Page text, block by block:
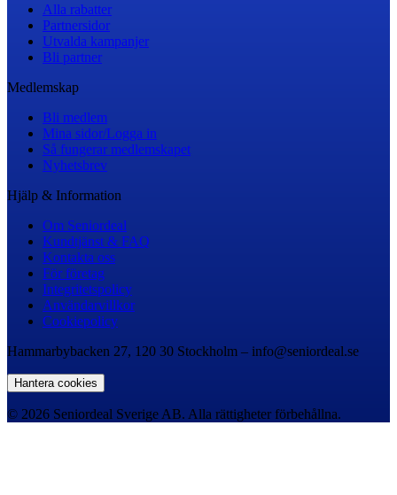
Alla rabatter
Partnersidor
Utvalda kampanjer
Bli partner
Medlemskap
Bli medlem
Mina sidor/Logga in
Så fungerar medlemskapet
Nyhetsbrev
Hjälp & Information
Om Seniordeal
Kundtjänst & FAQ
Kontakta oss
För företag
Integritetspolicy
Användarvillkor
Cookiepolicy
Hammarbybacken 27, 120 30 Stockholm – info@seniordeal.se
Hantera cookies
© 2026 Seniordeal Sverige AB. Alla rättigheter förbehållna.